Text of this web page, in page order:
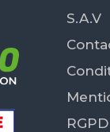
S.A.V
RGPD